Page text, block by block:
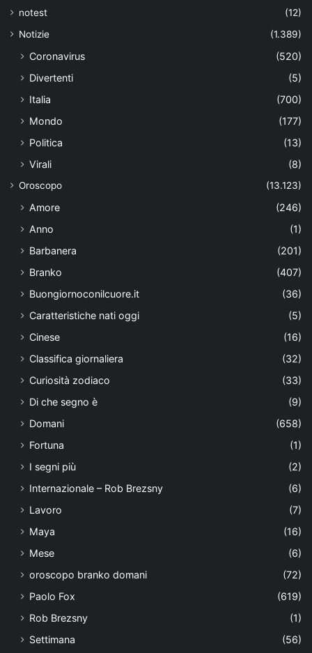
notest
(12)
Notizie
(1.389)
Coronavirus
(520)
Divertenti
(5)
Italia
(700)
Mondo
(177)
Politica
(13)
Virali
(8)
Oroscopo (13.123)
Amore
(246)
Anno
(1)
Barbanera
(201)
Branko
(407)
Buongiornoconilcuore.it
(36)
Caratteristiche nati oggi
(5)
Cinese
(16)
Classifica giornaliera
(32)
Curiosità zodiaco
(33)
Di che segno è
(9)
Domani
(658)
Fortuna
(1)
I segni più
(2)
Internazionale – Rob Brezsny
(6)
Lavoro
(7)
Maya
(16)
Mese
(6)
oroscopo branko domani
(72)
Paolo Fox
(619)
Rob Brezsny
(1)
Settimana
(56)